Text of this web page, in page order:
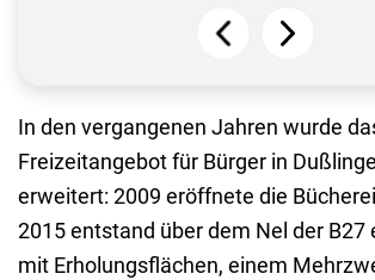
In den vergangenen Jahren wurde
Freizeitangebot für Bürger in
erweitert: 2009 eröffnete die
2015 entstand über dem Nel der B27
mit Erholungsflächen, einem